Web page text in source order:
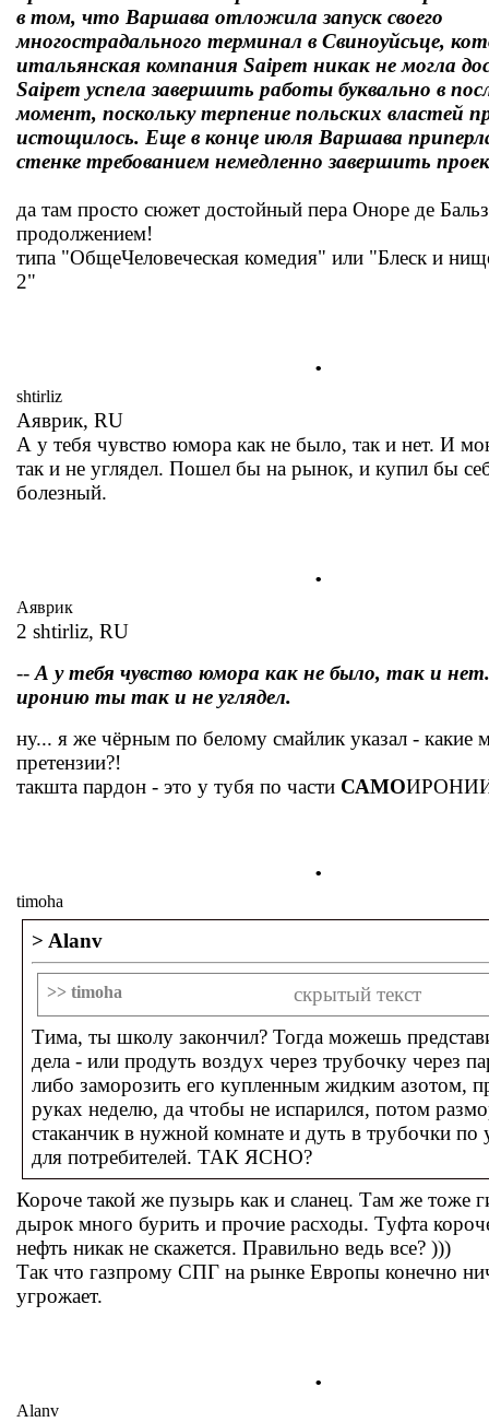
в том, что Варшава отложила запуск своего
многострадального терминал в Свиноуйсьце,
итальянская компания Saipem никак не могла
Saipem успела завершить работы буквально в
момент, поскольку терпение польских властей
истощилось. Еще в конце июля Варшава
стенке требованием немедленно завершить
да там просто сюжет достойный пера Оноре де
продолжением!
типа "ОбщеЧеловеческая комедия" или "Блеск и
2"
.
shtirliz
Аяврик, RU
А у тебя чувство юмора как не было, так и нет. И
так и не углядел. Пошел бы на рынок, и купил бы
болезный.
.
Аяврик
2 shtirliz, RU
-- А у тебя чувство юмора как не было, так и
иронию ты так и не углядел.
ну... я же чёрным по белому смайлик указал - какие
претензии?!
такшта пардон - это у тубя по части САМОИРОНИИ
.
timoha
> Alanv
>> timoha
скрытый текст
Тима, ты школу закончил? Тогда можешь
дела - или продуть воздух через трубочку через
либо заморозить его купленным жидким азотом,
руках неделю, да чтобы не испарился, потом
стаканчик в нужной комнате и дуть в трубочки по
для потребителей. ТАК ЯСНО?
Короче такой же пузырь как и сланец. Там же тоже
дырок много бурить и прочие расходы. Туфта
нефть никак не скажется. Правильно ведь все? )))
Так что газпрому СПГ на рынке Европы конечно
угрожает.
.
Alanv